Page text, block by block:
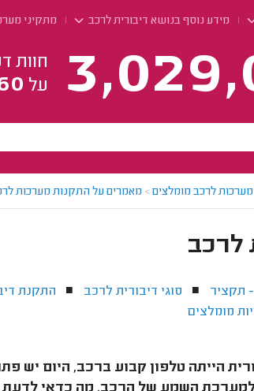
מידע נוסף בנושא דיבורית לרכב מתקיני
חוות
על
לרכב מומלצים> מאמרים על התקנות מערכות
לרכב
תקציר ■ סוגי דיבורית לרכב ■ התקנת
מומלצים
הייתה טלפון קבוע ברכב, היום יש